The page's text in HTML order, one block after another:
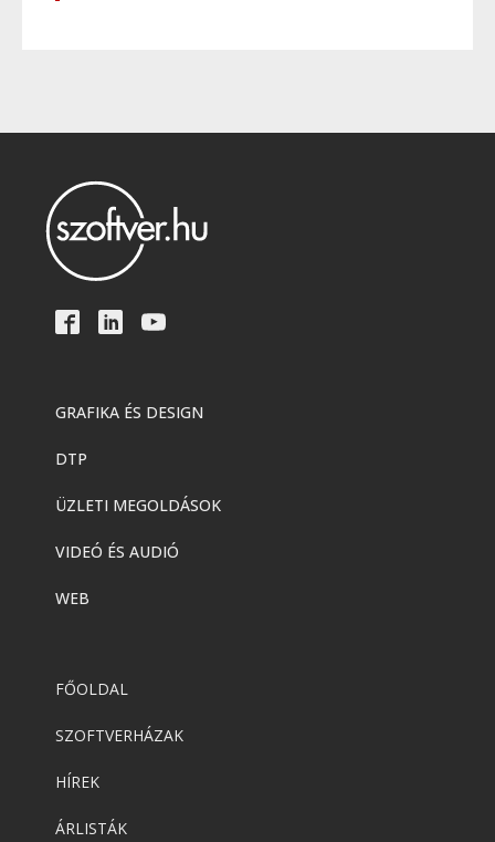
GRAFIKA ÉS DESIGN
DTP
ÜZLETI MEGOLDÁSOK
VIDEÓ ÉS AUDIÓ
WEB
FŐOLDAL
SZOFTVERHÁZAK
HÍREK
ÁRLISTÁK